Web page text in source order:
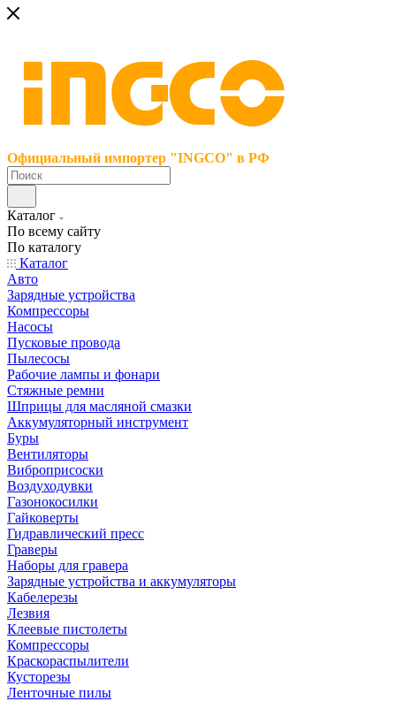
Официальный импортер "INGCO" в РФ
Каталог
По всему сайту
По каталогу
Каталог
Авто
Зарядные устройства
Компрессоры
Насосы
Пусковые провода
Пылесосы
Рабочие лампы и фонари
Стяжные ремни
Шприцы для масляной смазки
Аккумуляторный инструмент
Буры
Вентиляторы
Виброприсоски
Воздуходувки
Газонокосилки
Гайковерты
Гидравлический пресс
Граверы
Наборы для гравера
Зарядные устройства и аккумуляторы
Кабелерезы
Лезвия
Клеевые пистолеты
Компрессоры
Краскораспылители
Кусторезы
Ленточные пилы